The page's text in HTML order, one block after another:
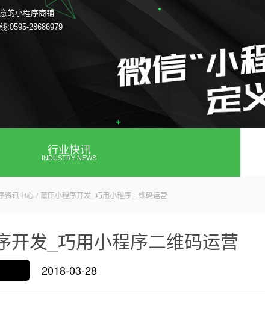
的小程序商铺
:0595-28686979
行业快讯
INDUSTRY NEWS
资讯中心 / 莆田小程序开发_巧用小程序二维码运营
开发_巧用小程序二维码运营
2018-03-28